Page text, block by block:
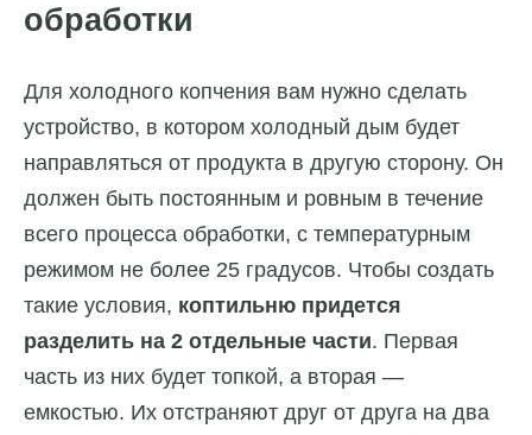
обработки
Для холодного копчения вам нужно сделать
устройство, в котором холодный дым будет
направляться от продукта в другую сторону. Он
должен быть постоянным и ровным в течение
всего процесса обработки, с температурным
режимом не более 25 градусов. Чтобы создать
такие условия, коптильню придется
разделить на 2 отдельные части. Первая
часть из них будет топкой, а вторая —
емкостью. Их отстраняют друг от друга на два